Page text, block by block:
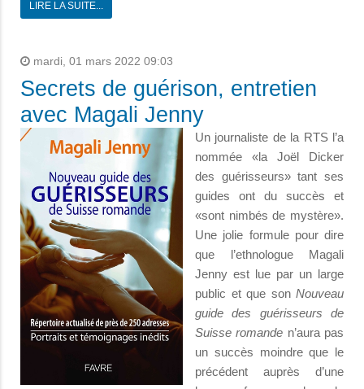
LIRE LA SUITE...
mardi, 01 mars 2022 09:03
Secrets de guérison, entretien
avec Magali Jenny
Un journaliste de la RTS l’a
nommée «la Joël Dicker
des guérisseurs» tant ses
guides ont du succès et
«sont nimbés de mystère».
Une jolie formule pour dire
que l’ethnologue Magali
Jenny est lue par un large
public et que son Nouveau
guide des guérisseurs de
Suisse romande n’aura pas
un succès moindre que le
précédent auprès d’une